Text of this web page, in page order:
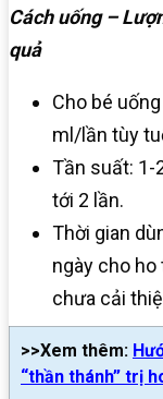
Cách uống –
quả
Cho bé
ml/lần tùy
Tần suất: 1-
tới 2 lần.
Thời gian
ngày cho
chưa cải
>>Xem thêm:
“thần thánh” trị